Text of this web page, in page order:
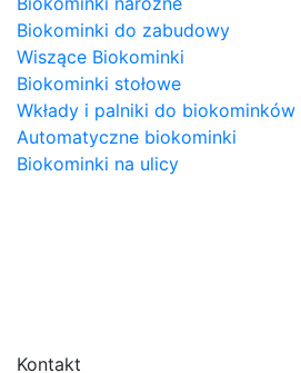
Biokominki do zabudowy
Wiszące Biokominki
Biokominki stołowe
Wkłady i palniki do biokominków
Automatyczne biokominki
Biokominki na ulicy
Kontakt